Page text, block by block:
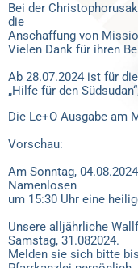
Bei der
die
Anschaffung von
Vielen Dank für ihren
Ab 28.07.2024 ist für
„Hilfe für den
Die Le+O Ausgabe am
Vorschau:
Am Sonntag,
Namenlosen
um 15:30 Uhr eine
Unsere alljährliche
Samstag, 31.082024.
Melden sie sich bitte